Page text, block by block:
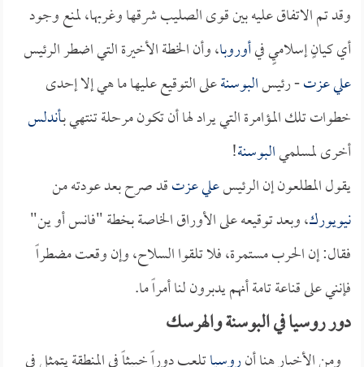
وقد تم الاتفاق عليه بين قوى الصليب شرقها وغربها، لمنع وجود
أي كيانٍ إسلاميٍ فيأوروبا، وأن الخطة الأخيرة التي اضطر الرئيس
علي عزت- رئيسالبوسنةعلى التوقيع عليها ما هي إلا إحدى
خطوات تلك المؤامرة التي يراد لها أن تكون مرحلة تنتهي بـأندلس
أخرى لمسلميالبوسنة!
يقول المطلعون إن الرئيسعلي عزتقد صرح بعد عودته من
نيويورك، وبعد توقيعه على الأوراق الخاصة بخطة "فانس أو ين"
فقال: إن الحرب مستمرة، فلا تلقوا السلاح، وإن وقعت مضطراً
فإنني على قناعة تامة أنهم يدبرون لنا أمراً ما.
دور روسيا في البوسنة والهرسك